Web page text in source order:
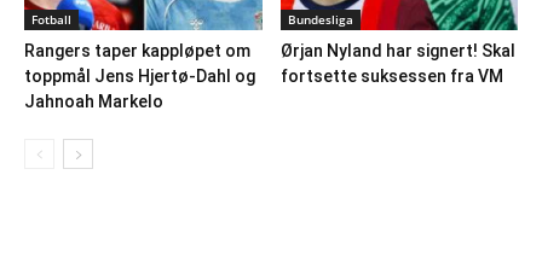
Fotball
Rangers taper kappløpet om
toppmål Jens Hjertø-Dahl og
Jahnoah Markelo
Bundesliga
Ørjan Nyland har signert! Skal
fortsette suksessen fra VM